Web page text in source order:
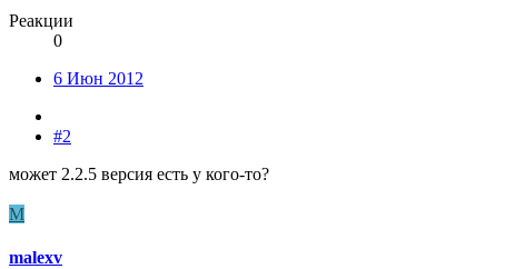
Реакции
0
6 Июн 2012
#2
может 2.2.5 версия есть у кого-то?
M
malexv